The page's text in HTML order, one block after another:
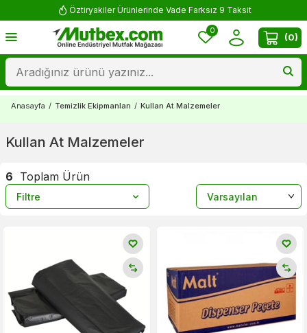
Öztiryakiler Ürünlerinde Vade Farksız 9 Taksit
0
(0)
Anasayfa / Temizlik Ekipmanları / Kullan At Malzemeler
Kullan At Malzemeler
6 Toplam Ürün
Filtre